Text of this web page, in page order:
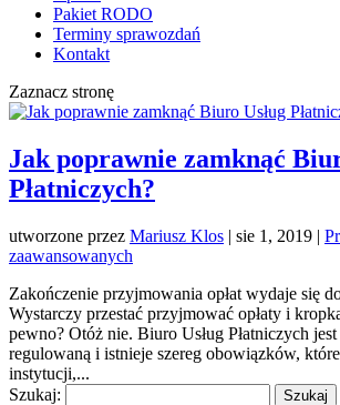
Pakiet RODO
Terminy sprawozdań
Kontakt
Zaznacz stronę
Jak poprawnie zamknąć
Płatniczych?
utworzone przez Mariusz Klos | sie 1, 2019 |
zaawansowanych
Zakończenie przyjmowania opłat wydaje się
Wystarczy przestać przyjmować opłaty i
pewno? Otóż nie. Biuro Usług Płatniczych jest
regulowaną i istnieje szereg obowiązków,
instytucji,...
Szukaj: